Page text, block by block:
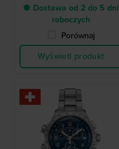
● Dostawa od 2 do 5 dni
roboczych
Porównaj
Wyświetl produkt